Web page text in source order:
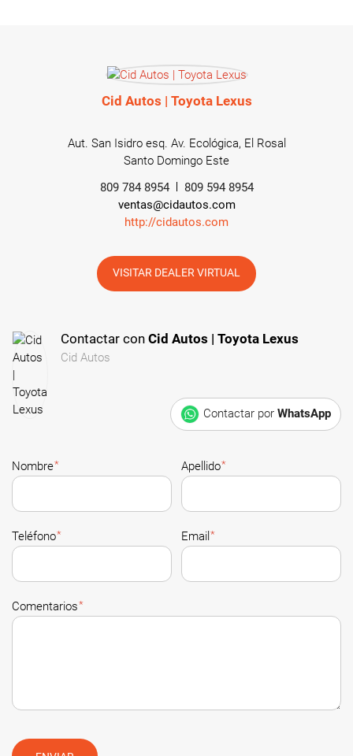
Cid Autos | Toyota Lexus
Aut. San Isidro esq. Av. Ecológica, El Rosal
Santo Domingo Este
809 784 8954
809 594 8954
ventas@cidautos.com
http://cidautos.com
VISITAR DEALER VIRTUAL
Contactar con Cid Autos | Toyota Lexus
Cid Autos
Contactar por WhatsApp
Nombre* Apellido*
Teléfono* Email *
Comentarios*